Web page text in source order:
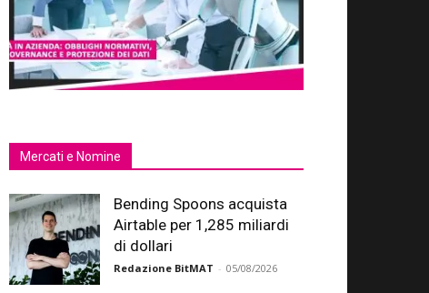
Mercati e Nomine
Bending Spoons acquista
Airtable per 1,285 miliardi
di dollari
Redazione BitMAT - 05/08/2026